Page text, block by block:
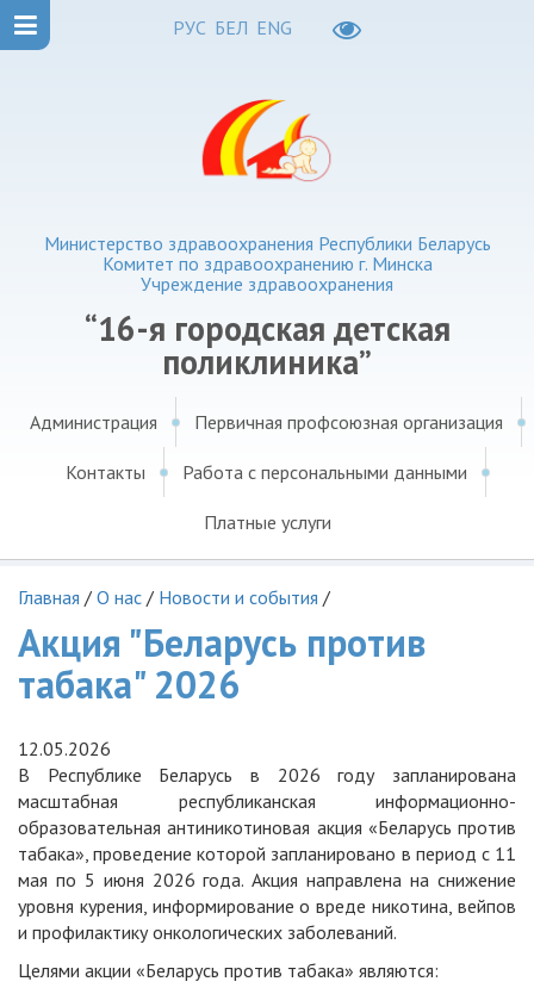
РУС БЕЛ ENG
Министерство здравоохранения Республики Беларусь
Комитет по здравоохранению г. Минска
Учреждение здравоохранения
“16-я городская детская
поликлиника”
Администрация Первичная профсоюзная организация
Контакты Работа с персональными данными
Платные услуги
Главная / О нас / Новости и события /
Акция "Беларусь против
табака" 2026
12.05.2026
В Республике Беларусь в 2026 году запланирована
масштабная республиканская информационно-
образовательная антиникотиновая акция «Беларусь против
табака», проведение которой запланировано в период с 11
мая по 5 июня 2026 года. Акция направлена на снижение
уровня курения, информирование о вреде никотина, вейпов
и профилактику онкологических заболеваний.
Целями акции «Беларусь против табака» являются: